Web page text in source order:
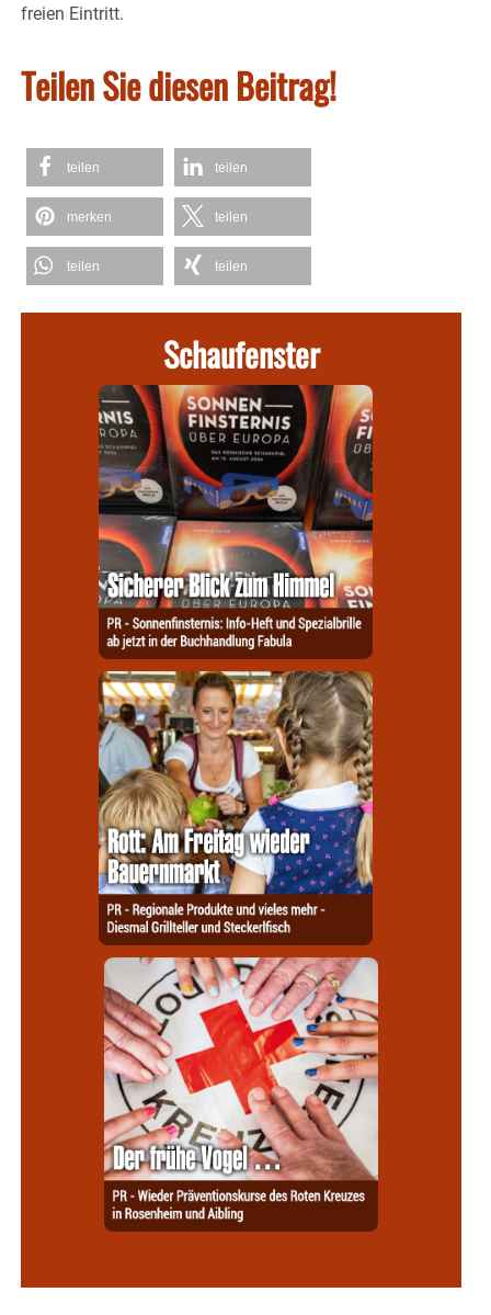
freien Eintritt.
Teilen Sie diesen Beitrag!
teilen teilen
merken teilen
teilen teilen
Schaufenster